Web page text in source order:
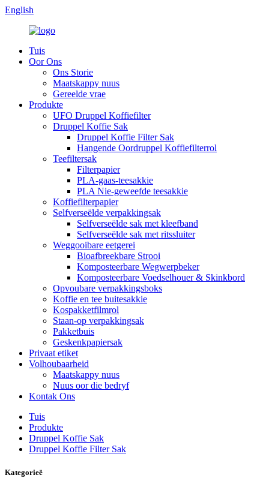
English
Tuis
Oor Ons
Ons Storie
Maatskappy nuus
Gereelde vrae
Produkte
UFO Druppel Koffiefilter
Druppel Koffie Sak
Druppel Koffie Filter Sak
Hangende Oordruppel Koffiefilterrol
Teefiltersak
Filterpapier
PLA-gaas-teesakkie
PLA Nie-geweefde teesakkie
Koffiefilterpapier
Selfverseëlde verpakkingsak
Selfverseëlde sak met kleefband
Selfverseëlde sak met ritssluiter
Weggooibare eetgerei
Bioafbreekbare Strooi
Komposteerbare Wegwerpbeker
Komposteerbare Voedselhouer & Skinkbord
Opvoubare verpakkingsboks
Koffie en tee buitesakkie
Kospakketfilmrol
Staan-op verpakkingsak
Pakketbuis
Geskenkpapiersak
Privaat etiket
Volhoubaarheid
Maatskappy nuus
Nuus oor die bedryf
Kontak Ons
Tuis
Produkte
Druppel Koffie Sak
Druppel Koffie Filter Sak
Kategorieë